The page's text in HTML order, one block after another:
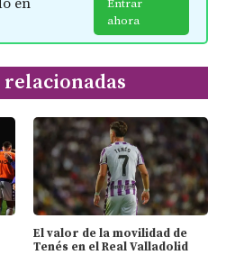
en
Entrar
ahora
El valor de la movilidad de
Tenés en el Real Valladolid